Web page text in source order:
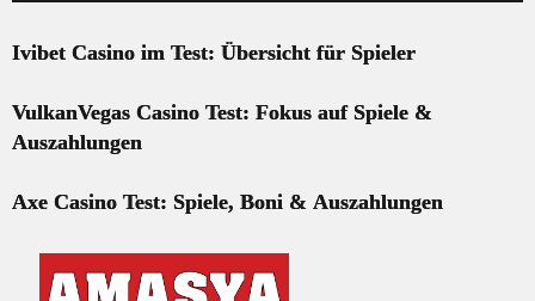
Ivibet Casino im Test: Übersicht für Spieler
VulkanVegas Casino Test: Fokus auf Spiele &
Auszahlungen
Axe Casino Test: Spiele, Boni & Auszahlungen